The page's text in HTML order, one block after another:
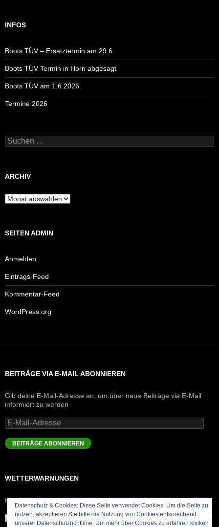
INFOS
Boots TÜV – Ersatztermin am 29.6.
Boots TÜV Termin in Horn abgesagt
Boots TÜV am 1.6.2026
Termine 2026
Suchen
nach:
ARCHIV
Archiv
SEITEN ADMIN
Anmelden
Eintrags-Feed
Kommentar-Feed
WordPress.org
BEITRÄGE VIA E-MAIL ABONNIEREN
Gib deine E-Mail-Adresse an, um über neue Beiträge via E-Mail
informiert zu werden
E-
Mail-
Adresse
BEITRÄGE ABONNIEREN
WETTERWARNUNGEN
Keine Meldungen
Datenschutz & Cookies: Diese Seite verwendet Cookies. Um die Seite zu
nutzen, akzeptieren Sie bitte die Nutzung von Cookies entsprechend
unserer Datenschutzrichtlinie. Um mehr über Cookies zu erfahren klicken